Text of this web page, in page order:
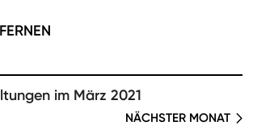
im März 2021
NÄCHSTER MONAT